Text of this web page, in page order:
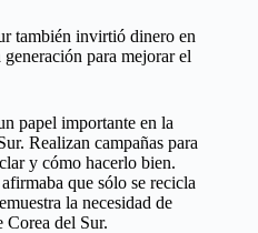
también invirtió dinero en
para mejorar el
papel importante en la
Realizan campañas para
y cómo hacerlo bien.
que sólo se recicla
la necesidad de
Corea del Sur.